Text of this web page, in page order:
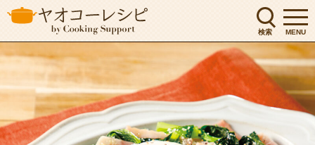
検索 MENU